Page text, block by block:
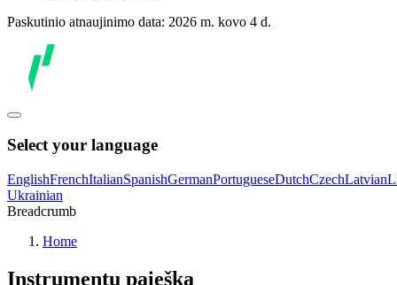
Paskutinio atnaujinimo data: 2026 m. kovo 4 d.
Select your language
EnglishFrenchItalianSpanishGermanPortugueseDutchCzechLatvian
Ukrainian
Breadcrumb
Home
Instrumentų paieška